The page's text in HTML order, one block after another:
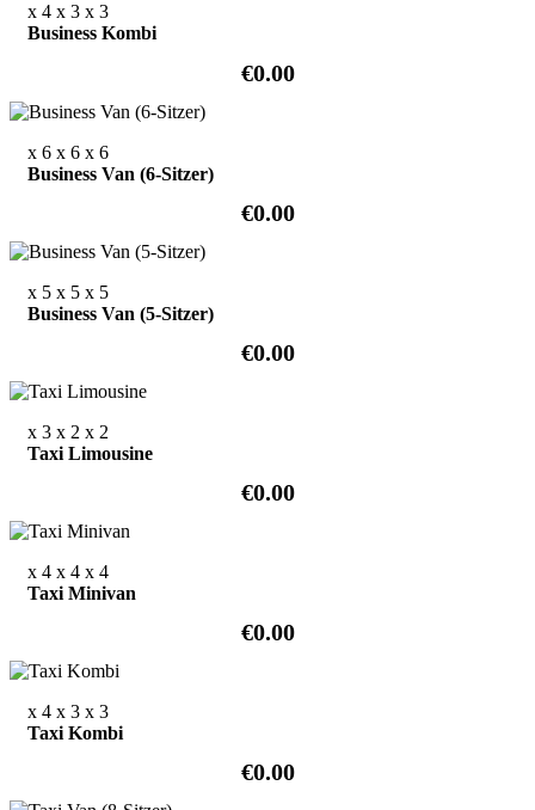
x 4 x 3 x 3
Business Kombi
€0.00
x 6 x 6 x 6
Business Van (6-Sitzer)
€0.00
x 5 x 5 x 5
Business Van (5-Sitzer)
€0.00
x 3 x 2 x 2
Taxi Limousine
€0.00
x 4 x 4 x 4
Taxi Minivan
€0.00
x 4 x 3 x 3
Taxi Kombi
€0.00